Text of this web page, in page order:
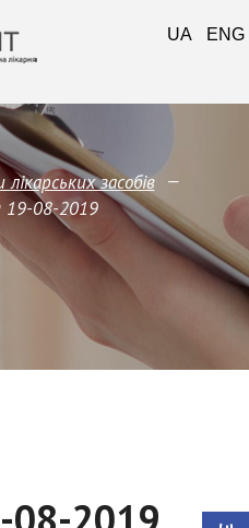
засобів —
19-08-2019
UA ENG